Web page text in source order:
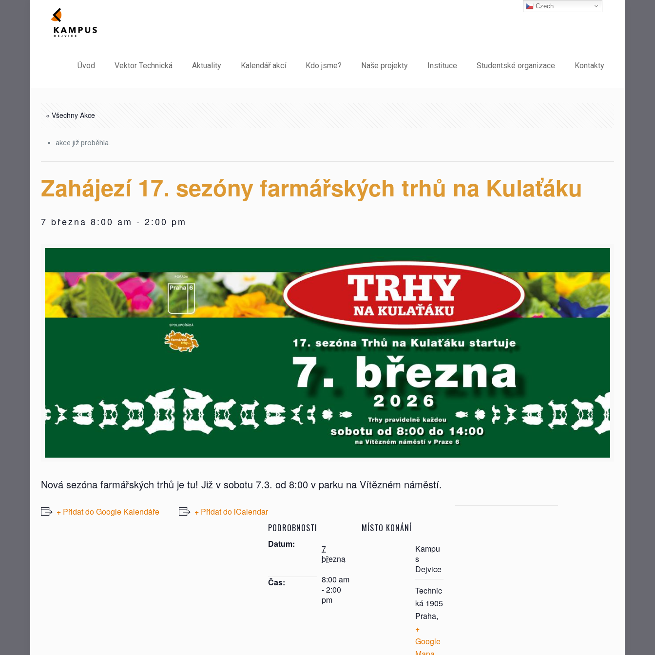
Úvod Vektor Technická Aktuality Kalendář akcí Kdo jsme? Naše projekty Instituce Studentské organizace Kontakty
« Všechny Akce
akce již proběhla.
Zahájezí 17. sezóny farmářských trhů na Kulaťáku
7 března 8:00 am - 2:00 pm
Nová sezóna farmářských trhů je tu! Již v sobotu 7.3. od 8:00 v parku na Vítězném náměstí.
+ Přidat do Google Kalendáře + Přidat do iCalendar
PODROBNOSTI
Datum:
7
března
Čas:
8:00 am
- 2:00
pm
MÍSTO KONÁNÍ
Kampu
s
Dejvice
Technic
ká 1905
Praha,
+
Google
Czech